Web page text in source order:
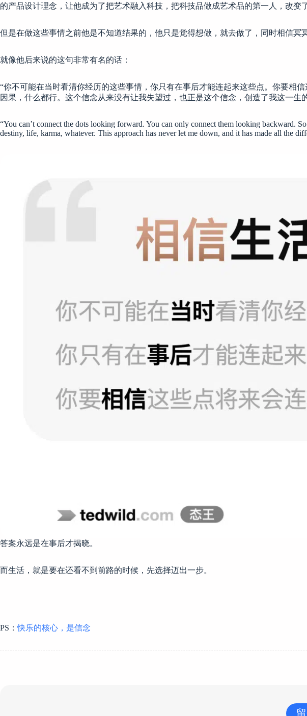
的产品设计理念，让他成为了把艺术融入科技，把科技品做成艺术品的第一人，改变
但是在做这些事情之前他是不知道结果的，他只是觉得想做，就去做了，同时相信冥
就像他后来说的这句非常有名的话：
“你不可能在当时看清你经历的这些事情，你只有在事后才能连起来这些点。你要相
因果，什么都行。这个信念从来没有让我失望过，也正是这个信念，创造了我这一生
“You can’t connect the dots looking forward. You can only connect them looking backward.
destiny, life, karma, whatever. This approach has never let me down, and it has made all the
答案永远是在事后才揭晓。
而生活，就是要在还看不到前路的时候，先选择迈出一步。
PS：快乐的核心，是信念